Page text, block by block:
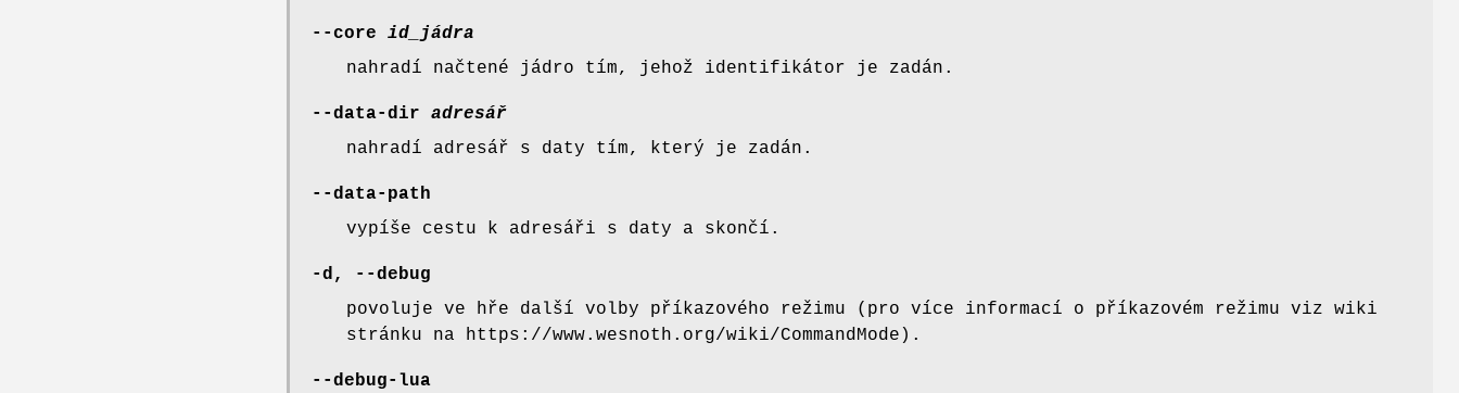
--core id_jádra
nahradí načtené jádro tím, jehož identifikátor je zadán.
--data-dir adresář
nahradí adresář s daty tím, který je zadán.
--data-path
vypíše cestu k adresáři s daty a skončí.
-d, --debug
povoluje ve hře další volby příkazového režimu (pro více informací o příkazovém režimu viz wiki
stránku na https://www.wesnoth.org/wiki/CommandMode).
--debug-lua